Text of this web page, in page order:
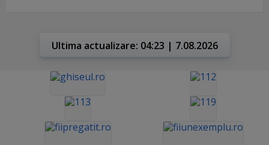
Ultima actualizare: 04:23 | 7.08.2026